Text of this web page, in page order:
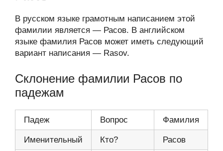
В русском языке грамотным написанием этой
фамилии является — Расов. В английском
языке фамилия Расов может иметь следующий
вариант написания — Rasov.
Склонение фамилии Расов по
падежам
Падеж Вопрос Фамилия
Именительный Кто? Расов